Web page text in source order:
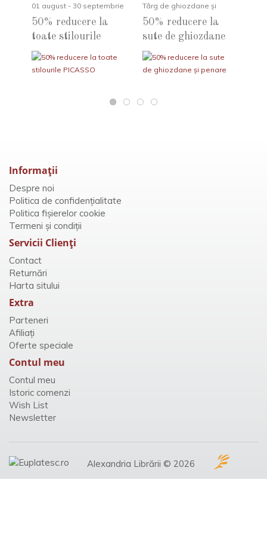
01 august - 30 septembrie
2026
50% reducere la
toate stilourile
PICASSO
Târg de ghiozdane și
penare deștepte
50% reducere la
sute de ghiozdane
și penare
Informaţii
Despre noi
Politica de confidențialitate
Politica fișierelor cookie
Termeni și condiții
Servicii Clienţi
Contact
Returnări
Harta sitului
Extra
Parteneri
Afiliaţi
Oferte speciale
Contul meu
Contul meu
Istoric comenzi
Wish List
Newsletter
Alexandria Librării © 2026